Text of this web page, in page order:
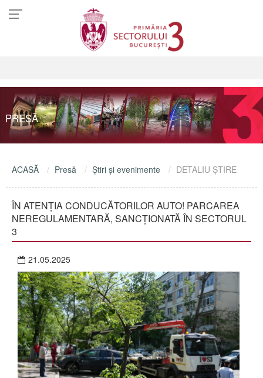
PRESĂ
ACASĂ Presă Ştiri şi evenimente DETALIU ŞTIRE
ÎN ATENȚIA CONDUCĂTORILOR AUTO! PARCAREA
NEREGULAMENTARĂ, SANCȚIONATĂ ÎN SECTORUL
3
21.05.2025